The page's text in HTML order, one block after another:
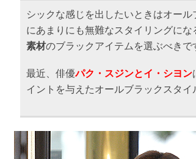
シックな感じを出したいときはオー
にあまりにも無難なスタイリングにな
素材のブラックアイテムを選ぶべきで
最近、俳優パク・スジンとイ・シヨン
イントを与えたオールブラックスタイ